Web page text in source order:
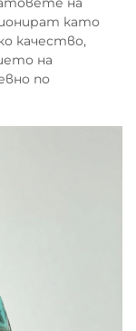
като
качество,
на
по